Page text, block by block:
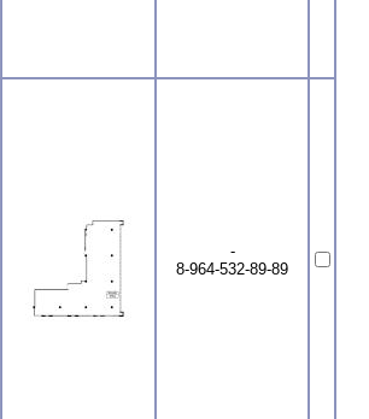
-
8-964-532-89-89